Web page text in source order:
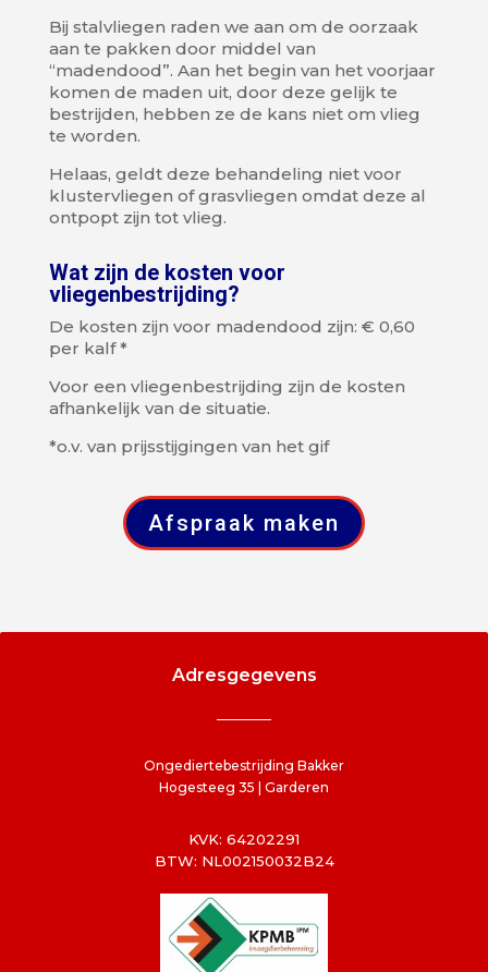
Bij stalvliegen raden we aan om de oorzaak
aan te pakken door middel van
“madendood”. Aan het begin van het voorjaar
komen de maden uit, door deze gelijk te
bestrijden, hebben ze de kans niet om vlieg
te worden.
Helaas, geldt deze behandeling niet voor
klustervliegen of grasvliegen omdat deze al
ontpopt zijn tot vlieg.
Wat zijn de kosten voor
vliegenbestrijding?
De kosten zijn voor madendood zijn: € 0,60
per kalf *
Voor een vliegenbestrijding zijn de kosten
afhankelijk van de situatie.
*o.v. van prijsstijgingen van het gif
Afspraak maken
Adresgegevens
Ongediertebestrijding Bakker
Hogesteeg 35 | Garderen
KVK: 64202291
BTW: NL002150032B24